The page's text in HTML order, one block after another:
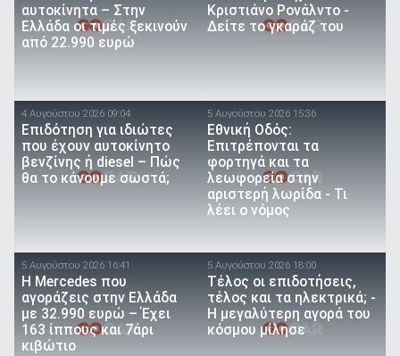
αυτοκίνητα – Στην
Ελλάδα οι τιμές ξεκινούν
από 22.990 ευρώ
Κριστιάνο Ρονάλντο -
Δείτε το γκαράζ του
4 Αυγούστου 2026 09:04
Επιδότηση για ιδιώτες
που έχουν αυτοκίνητο
βενζίνης ή diesel – Πώς
θα το κάνουμε σωστά;
5 Αυγούστου 2026 15:36
Εθνική Οδός:
Επιτρέπονται τα
φορτηγά και τα
λεωφορεία στην
αριστερή λωρίδα - Τι
λέει ο νόμος
5 Αυγούστου 2026 16:41
Η Mercedes που
αγοράζεις στην Ελλάδα
με 32.990 ευρώ – Έχει
163 ίππους και 7άρι
κιβώτιο
5 Αυγούστου 2026 18:00
Τέλος οι επιδοτήσεις,
τέλος και τα ηλεκτρικά; -
Η μεγαλύτερη αγορά του
κόσμου μίλησε